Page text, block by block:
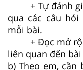
+ Tự đánh
qua các câu
mỗi bài.
+ Đọc mở
liên quan đến
b) Theo em,